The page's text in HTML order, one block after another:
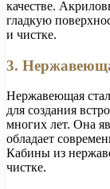
качестве.
гладкую
и чистке.
3.
Нержавеющая
для создания
многих лет. Она
обладает
Кабины из
чистке.